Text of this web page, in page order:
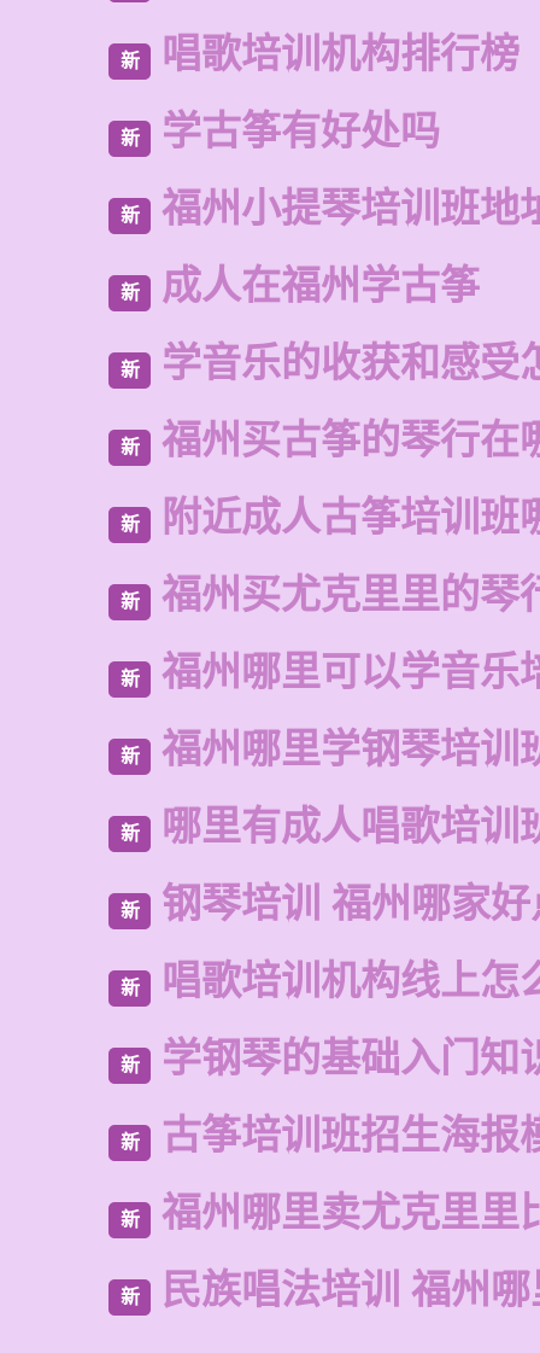
新 唱歌培训机构排行榜
新 学古筝有好处吗
新 福州小提琴培训班地
新 成人在福州学古筝
新 学音乐的收获和感受
新 福州买古筝的琴行在
新 附近成人古筝培训班
新 福州买尤克里里的琴
新 福州哪里可以学音乐
新 福州哪里学钢琴培训
新 哪里有成人唱歌培训
新 钢琴培训 福州哪家好
新 唱歌培训机构线上怎
新 学钢琴的基础入门知
新 古筝培训班招生海报
新 福州哪里卖尤克里里
新 民族唱法培训 福州